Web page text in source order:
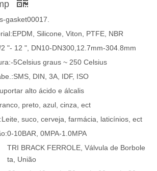
gasket00017.
EPDM, Silicone, Viton, PTFE, NBR
2 "- 12 ", DN10-DN300,12.7mm-304.8mm
-5Celsius graus ~ 250 Celsius
SMS, DIN, 3A, IDF, ISO
alto ácido e álcalis
preto, azul, cinza, ect
Leite, suco, cerveja, farmácia, laticínios, ect
0-10BAR, 0MPA-1.0MPA
TRI BRACK FERROLE, Válvula de Borbole
ta, União